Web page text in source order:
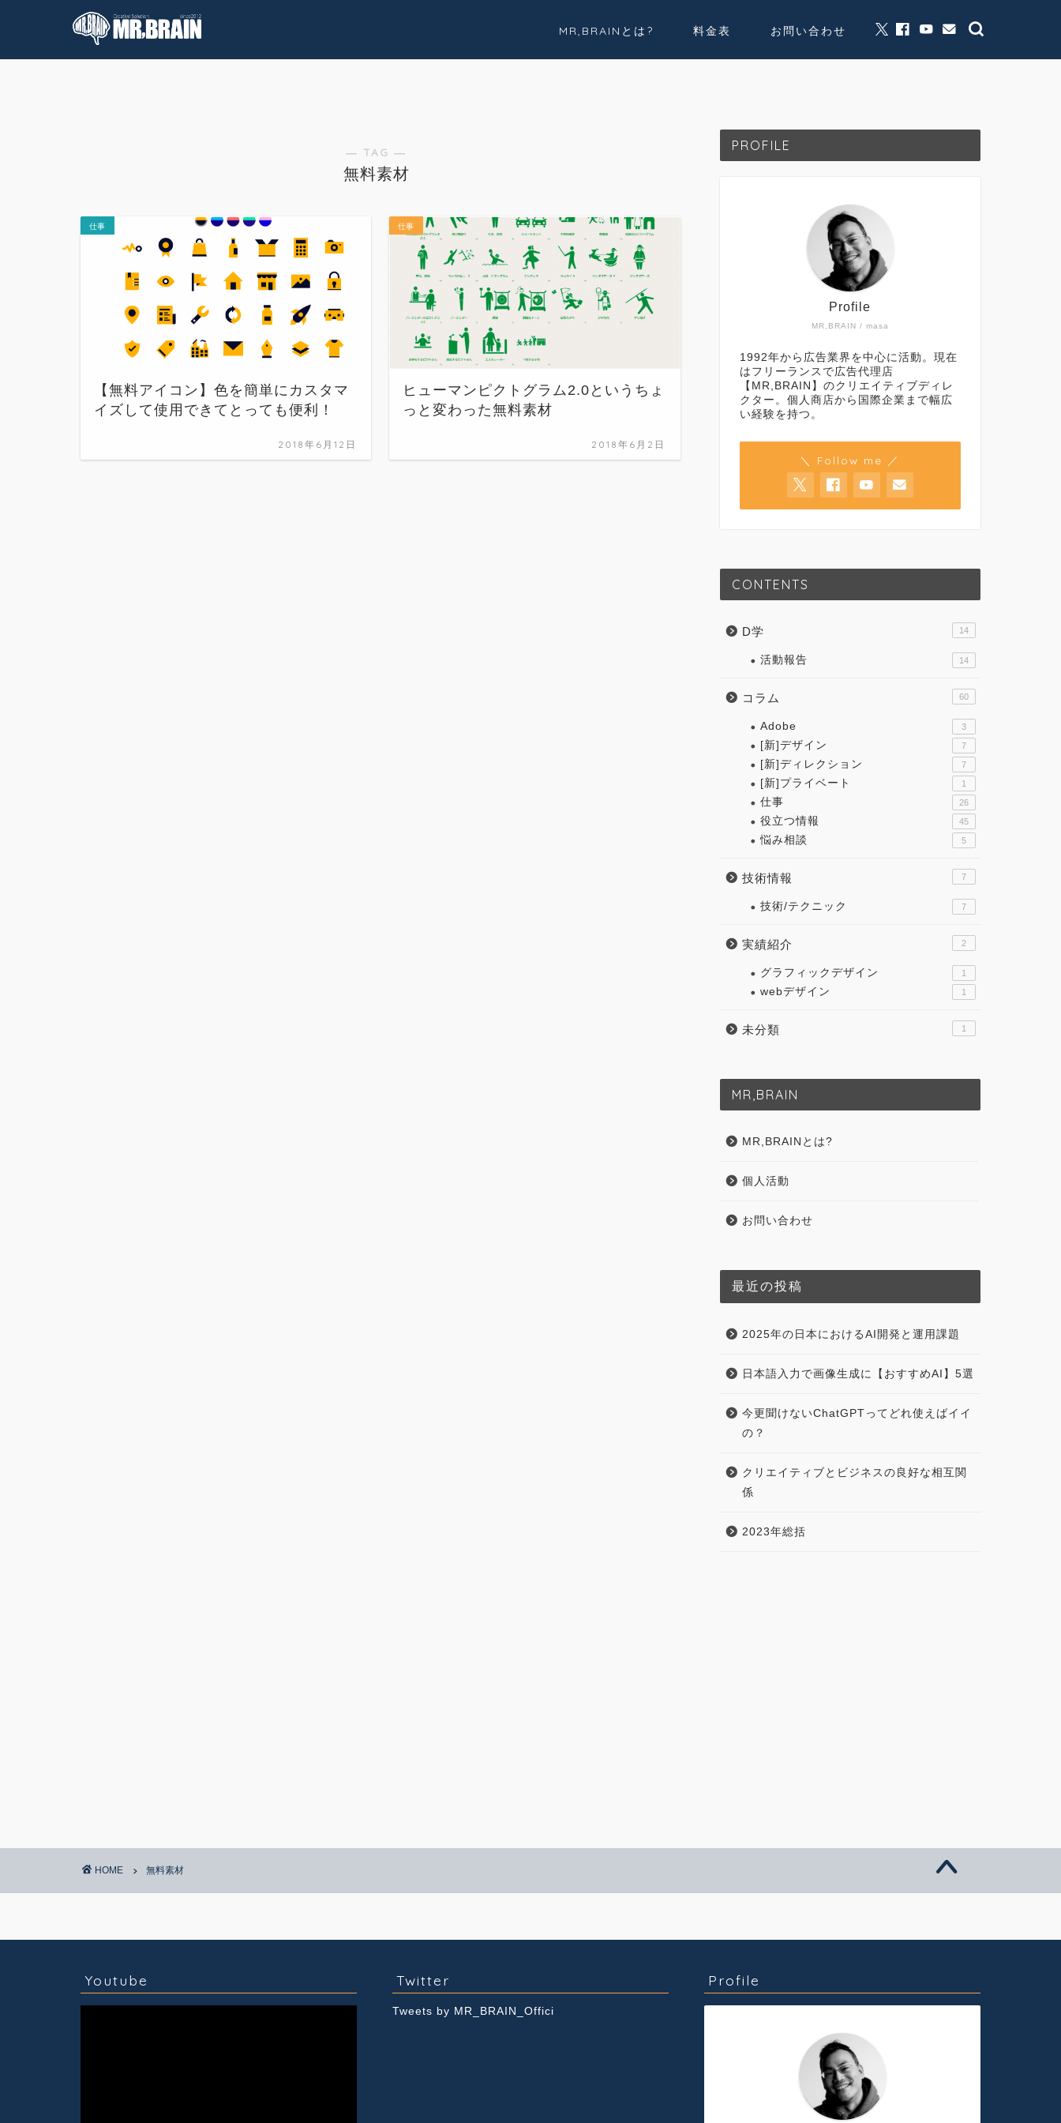
MR,BRAINとは? 料金表 お問い合わせ
― TAG ―
無料素材
仕事
【無料アイコン】色を簡単にカスタマ
イズして使用できてとっても便利！
2018年6月12日
仕事
ヒューマンピクトグラム2.0というちょ
っと変わった無料素材
2018年6月2日
PROFILE
MR,BRAIN / masa
Profile
1992年から広告業界を中心に活動。現在
はフリーランスで広告代理店
【MR,BRAIN】のクリエイティブディレ
クター。個人商店から国際企業まで幅広
い経験を持つ。
＼ Follow me ／
CONTENTS
D学 14
活動報告 14
コラム 60
Adobe 3
[新]デザイン 7
[新]ディレクション 7
[新]プライベート 1
仕事 26
役立つ情報 45
悩み相談 5
技術情報 7
技術/テクニック 7
実績紹介 2
グラフィックデザイン 1
webデザイン 1
未分類 1
MR,BRAIN
MR,BRAINとは?
個人活動
お問い合わせ
最近の投稿
2025年の日本におけるAI開発と運用課題
日本語入力で画像生成に【おすすめAI】5選
今更聞けないChatGPTってどれ使えばイイ
の？
クリエイティブとビジネスの良好な相互関
係
2023年総括
HOME 無料素材
Youtube Twitter
Tweets by MR_BRAIN_Offici
Profile